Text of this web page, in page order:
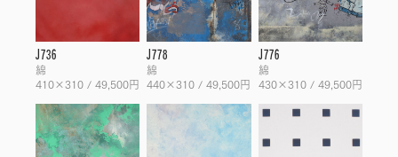
J736
綿
410×310 / 49,500円
J778
綿
440×310 / 49,500円
J776
綿
430×310 / 49,500円